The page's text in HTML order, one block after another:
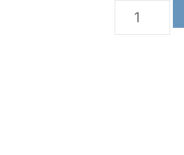
ilość
Łapacz